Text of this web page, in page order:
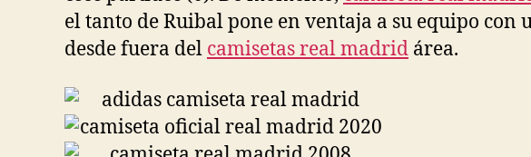
el tanto de Ruibal pone en ventaja a su equipo con
desde fuera del camisetas real madrid área.